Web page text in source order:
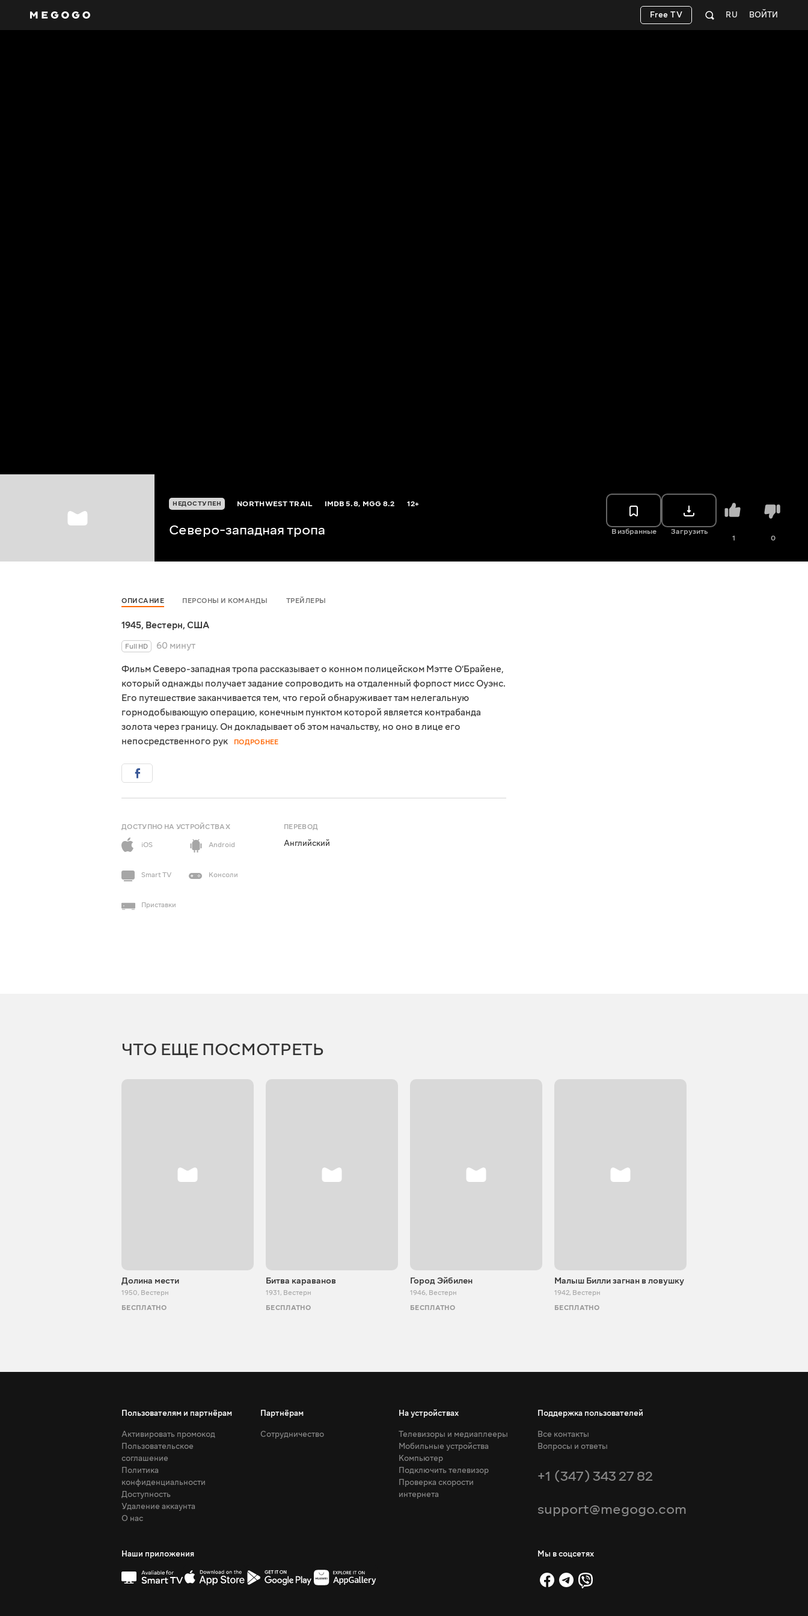
ВОЙТИ
RU
Free TV
НЕДОСТУПЕН NORTHWEST TRAIL IMDB5.8, MGG8.2 12+
Северо-западная тропа В избранные Загрузить
1 0
ОПИСАНИЕ ПЕРСОНЫ И КОМАНДЫ ТРЕЙЛЕРЫ
1945, Вестерн, США
Full HD
60 минут
Фильм Северо-западная тропа рассказывает о конном полицейском Мэтте О’Брайене,
который однажды получает задание сопроводить на отдаленный форпост мисс Оуэнс.
Его путешествие заканчивается тем, что герой обнаруживает там нелегальную
горнодобывающую операцию, конечным пунктом которой является контрабанда
золота через границу. Он докладывает об этом начальству, но оно в лице его
непосредственного рук
ПОДРОБНЕЕ
ДОСТУПНО НА УСТРОЙСТВАХ
iOS
Android
Smart TV Консоли
Приставки
ПЕРЕВОД
Английский
ЧТО ЕЩЕ ПОСМОТРЕТЬ
Долина мести
1950, Вестерн
БЕСПЛАТНО
Битва караванов
1931, Вестерн
БЕСПЛАТНО
Город Эйбилен
1946, Вестерн
БЕСПЛАТНО
Малыш Билли загнан в ловушку
1942, Вестерн
БЕСПЛАТНО
Пользователям и партнёрам
Активировать промокод
Пользовательское
соглашение
Политика
конфиденциальности
Доступность
Удаление аккаунта
О нас
Партнёрам
Сотрудничество
На устройствах
Телевизоры и медиаплееры
Мобильные устройства
Компьютер
Подключить телевизор
Проверка скорости
интернета
Поддержка пользователей
Все контакты
Вопросы и ответы
+1 (347) 343 27 82
support@megogo.com
Наши приложения Мы в соцсетях